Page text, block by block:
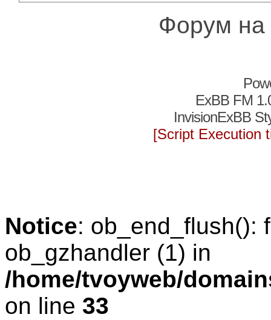
Форум на
ExBB FM
InvisionExBB
[Script
Notice: ob_end_flush():
ob_gzhandler (1) in
/home/tvoyweb/
on line 33